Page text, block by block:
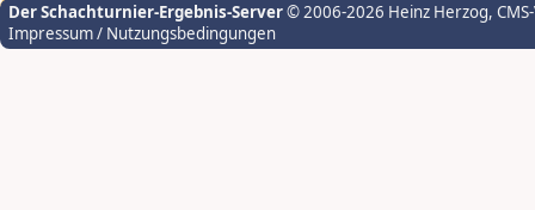
Der Schachturnier-Ergebnis-Server© 2006-2026 Heinz Herzog,
Impressum / Nutzungsbedingungen